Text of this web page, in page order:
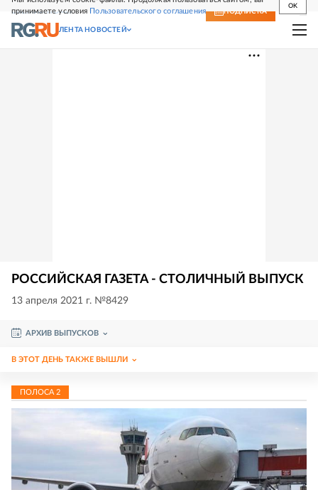
принимаете условия Пользовательского соглашения
OK
СВЕЖИЙ НОМЕР ПОДПИСКА
ЛЕНТА НОВОСТЕЙ
РОССИЙСКАЯ ГАЗЕТА - СТОЛИЧНЫЙ ВЫПУСК
13 апреля 2021 г. №8429
АРХИВ ВЫПУСКОВ
В ЭТОТ ДЕНЬ ТАКЖЕ ВЫШЛИ
ПОЛОСА 2